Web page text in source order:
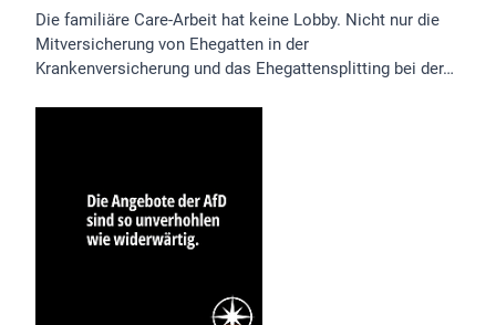
Die familiäre Care-Arbeit hat keine Lobby. Nicht nur die
Mitversicherung von Ehegatten in der
Krankenversicherung und das Ehegattensplitting bei der…